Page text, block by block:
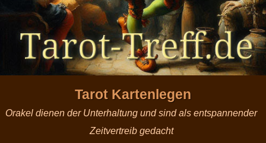
Tarot Kartenlegen
Orakel dienen der Unterhaltung und sind als entspannender
Zeitvertreib gedacht